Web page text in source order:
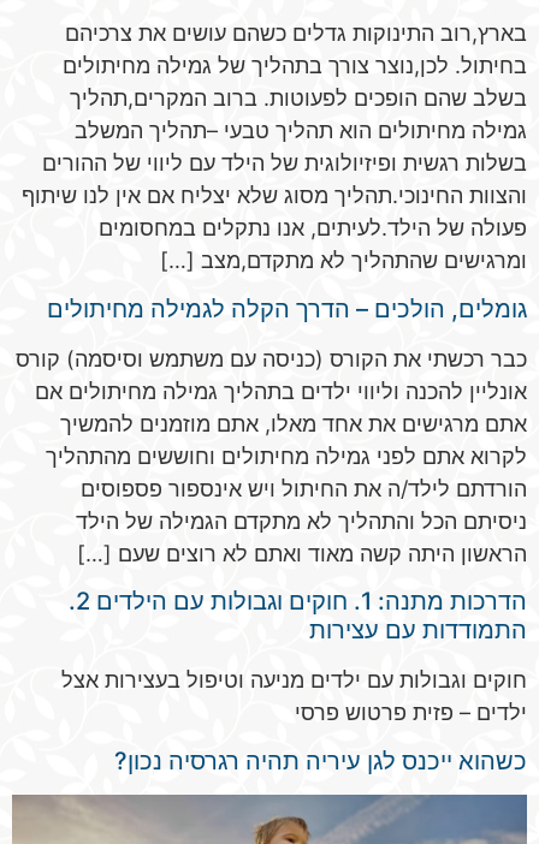
בארץ,רוב התינוקות גדלים כשהם עושים את צרכיהם
בחיתול. לכן,נוצר צורך בתהליך של גמילה מחיתולים
בשלב שהם הופכים לפעוטות. ברוב המקרים,תהליך
גמילה מחיתולים הוא תהליך טבעי –תהליך המשלב
בשלות רגשית ופיזיולוגית של הילד עם ליווי של ההורים
והצוות החינוכי.תהליך מסוג שלא יצליח אם אין לנו שיתוף
פעולה של הילד.לעיתים, אנו נתקלים במחסומים
ומרגישים שהתהליך לא מתקדם,מצב […]
גומלים, הולכים – הדרך הקלה לגמילה מחיתולים
כבר רכשתי את הקורס (כניסה עם משתמש וסיסמה) קורס
אונליין להכנה וליווי ילדים בתהליך גמילה מחיתולים אם
אתם מרגישים את אחד מאלו, אתם מוזמנים להמשיך
לקרוא אתם לפני גמילה מחיתולים וחוששים מהתהליך
הורדתם לילד/ה את החיתול ויש אינספור פספוסים
ניסיתם הכל והתהליך לא מתקדם הגמילה של הילד
הראשון היתה קשה מאוד ואתם לא רוצים שעם […]
הדרכות מתנה: 1. חוקים וגבולות עם הילדים 2.
התמודדות עם עצירות
חוקים וגבולות עם ילדים מניעה וטיפול בעצירות אצל
ילדים – פזית פרטוש פרסי
כשהוא ייכנס לגן עיריה תהיה רגרסיה נכון?